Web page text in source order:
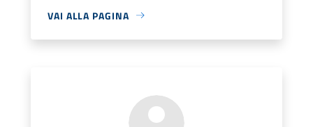
VAI ALLA PAGINA